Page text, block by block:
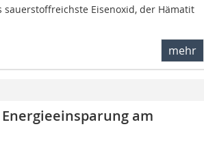
sauerstoffreichste Eisenoxid, der Hämatit
mehr
am